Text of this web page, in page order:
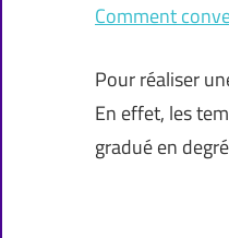
Comment
Pour réaliser
En effet, les
gradué en